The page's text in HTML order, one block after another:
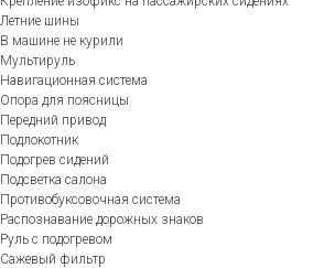
Летние шины
В машине не курили
Мультируль
Навигационная система
Опора для поясницы
Передний привод
Подлокотник
Подогрев сидений
Подсветка салона
Противобуксовочная система
Распознавание дорожных знаков
Руль с подогревом
Сажевый фильтр